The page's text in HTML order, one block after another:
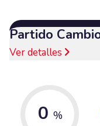
Partido
Ver detalles
0 %